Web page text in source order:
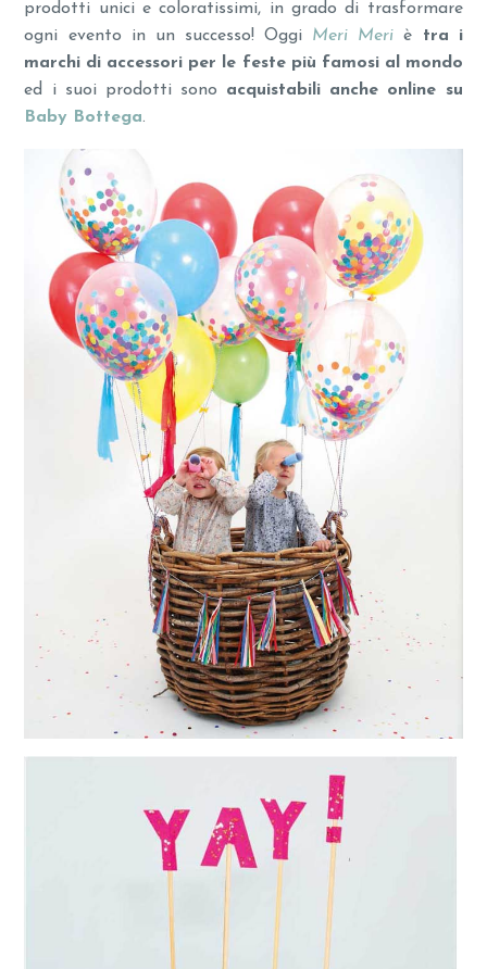
prodotti unici e coloratissimi, in grado di trasformare
ogni evento in un successo! Oggi Meri Meri è tra i
marchi di accessori per le feste più famosi al mondo
ed i suoi prodotti sono acquistabili anche online
su
Baby Bottega.